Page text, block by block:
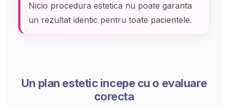
Nicio procedura estetica nu poate garanta
un rezultat identic pentru toate pacientele.
Un plan estetic incepe cu o evaluare
corecta